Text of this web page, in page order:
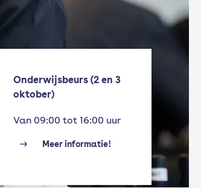
Onderwijsbeurs (2 en 3
oktober)
Van 09:00 tot 16:00 uur
Meer informatie!